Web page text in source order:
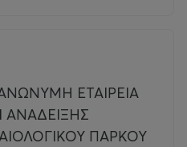
ΕΤΑΙΡΕΙΑ
ΑΝΑΔΕΙΞΗΣ
ΠΑΡΚΟΥ